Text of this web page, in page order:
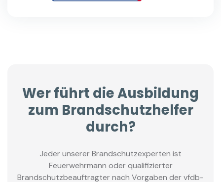
Wer führt die Ausbildung
zum Brandschutzhelfer
durch?
Jeder unserer Brandschutzexperten ist
Feuerwehrmann oder qualifizierter
Brandschutzbeauftragter nach Vorgaben der vfdb-